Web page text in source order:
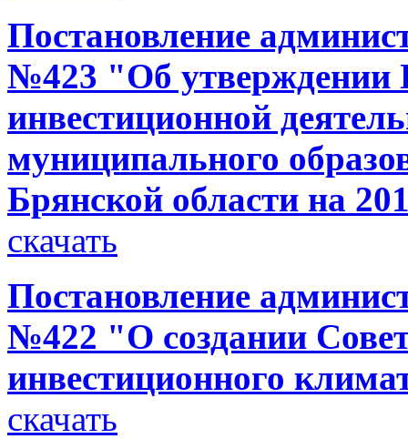
Постановление
№423 "Об утверждении
инвестиционной
муниципального
Брянской области на
скачать
Постановление
№422 "О создании
инвестиционного
скачать